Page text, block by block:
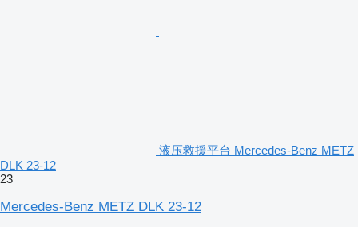
液压救援平台 Mercedes-Benz METZ
DLK 23-12
23
Mercedes-Benz METZ DLK 23-12